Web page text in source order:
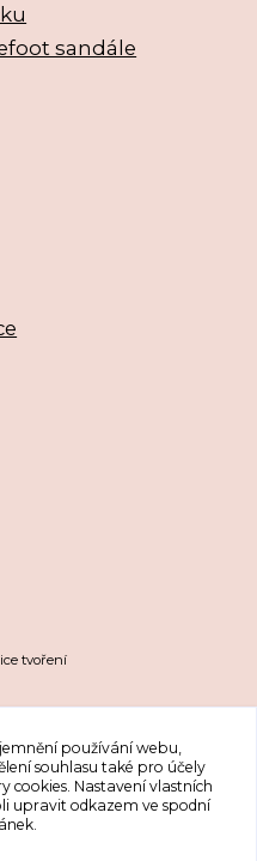
sandále
tvoření
používání webu,
souhlasu také pro účely
cookies. Nastavení vlastních
upravit odkazem ve spodní